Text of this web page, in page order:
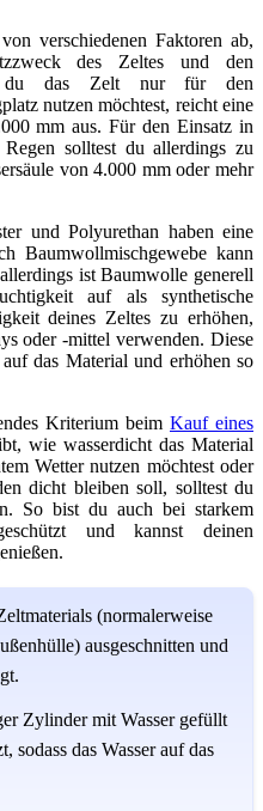
verschiedenen Faktoren ab,
des Zeltes und den
du das Zelt nur für den
nutzen möchtest, reicht eine
mm aus. Für den Einsatz in
solltest du allerdings zu
von 4.000 mm oder mehr
und Polyurethan haben eine
Baumwollmischgewebe kann
ist Baumwolle generell
auf als synthetische
deines Zeltes zu erhöhen,
oder -mittel verwenden. Diese
das Material und erhöhen so
Kriterium beim Kauf eines
wie wasserdicht das Material
Wetter nutzen möchtest oder
dicht bleiben soll, solltest du
So bist du auch bei starkem
und kannst deinen
(normalerweise
ausgeschnitten und
Zylinder mit Wasser gefüllt
sodass das Wasser auf das